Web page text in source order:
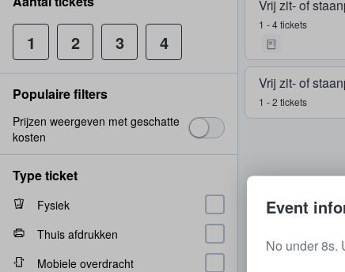
Vrij zit- of
1 - 4 tickets
Vrij zit- of
1 - 2 tickets
1 2 3 4
Populaire filters
Prijzen weergeven met geschatte
kosten
Type ticket
Fysiek
Thuis afdrukken
Mobiele overdracht
Event
No under 8s.